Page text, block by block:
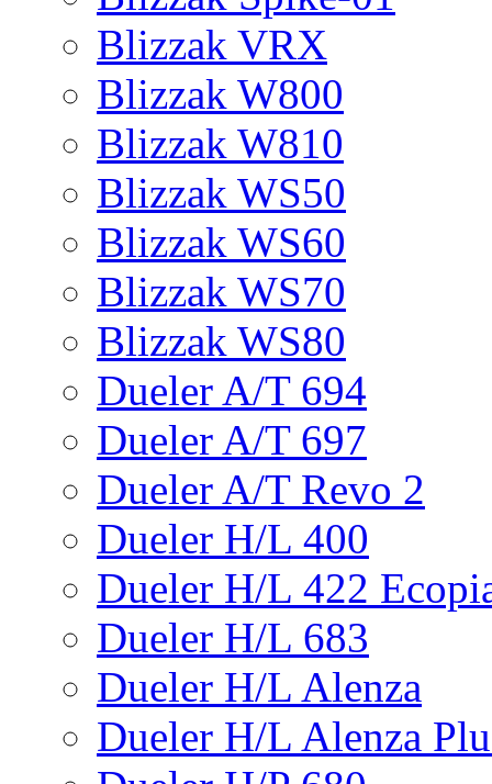
Blizzak VRX
Blizzak W800
Blizzak W810
Blizzak WS50
Blizzak WS60
Blizzak WS70
Blizzak WS80
Dueler A/T 694
Dueler A/T 697
Dueler A/T Revo 2
Dueler H/L 400
Dueler H/L 422
Dueler H/L 683
Dueler H/L Alenza
Dueler H/L Alenza